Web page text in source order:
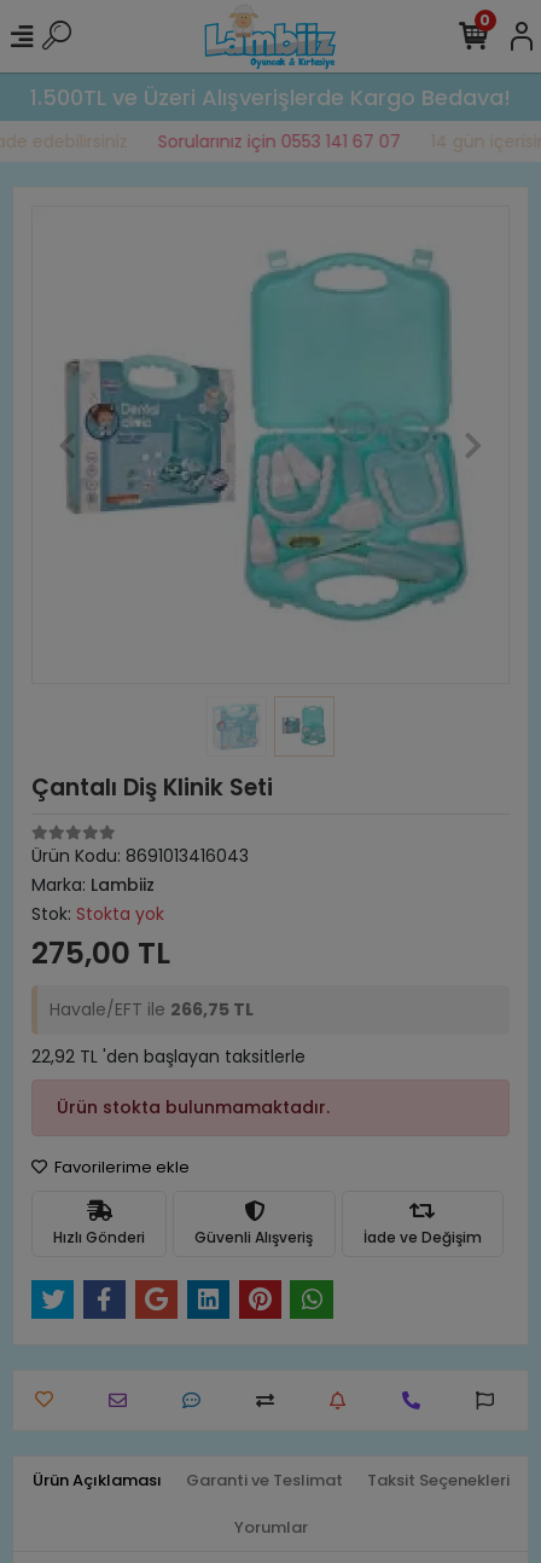
1.500TL ve Üzeri Alışverişlerde Kargo Bedava!
edebilirsiniz Sorularınız için 0553 141 67 07 14 gün
0
Çantalı Diş Klinik Seti
Ürün Kodu: 8691013416043
Marka: Lambiiz
Stok: Stokta yok
275,00 TL
Havale/EFT ile 266,75 TL
22,92 TL 'den başlayan taksitlerle
Ürün stokta bulunmamaktadır.
Favorilerime ekle
Hızlı Gönderi Güvenli Alışveriş İade ve Değişim
Ürün Açıklaması Garanti ve Teslimat Taksit Seçenekleri
Yorumlar